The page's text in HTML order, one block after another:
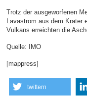
Trotz der ausgeworfenen
Lavastrom aus dem Krater
Vulkans erreichten die
Quelle: IMO
[mappress]
twittern